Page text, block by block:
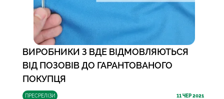
ПРЕСРЕЛІЗИ 11ЧЕР 2021
ВИРОБНИКИ З ВДЕ ВІДМОВЛЯЮТЬСЯ
ВІД ПОЗОВІВ ДО ГАРАНТОВАНОГО
ПОКУПЦЯ